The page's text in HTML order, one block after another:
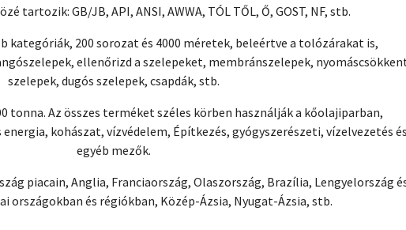
tartozik: GB/JB, API, ANSI, AWWA, TÓL TŐL, Ő, GOST, NF, stb.
kategóriák, 200 sorozat és 4000 méretek, beleértve a tolózárakat is,
ellenőrizd a szelepeket, membránszelepek,
szelepek, dugós szelepek, csapdák, stb.
tonna. Az összes terméket széles körben használják a kőolajiparban,
kohászat, vízvédelem, Építkezés, gyógyszerészeti, vízelvezetés
egyéb mezők.
piacain, Anglia, Franciaország, Olaszország, Brazília, Lengyelország
országokban és régiókban, Közép-Ázsia, Nyugat-Ázsia, stb.